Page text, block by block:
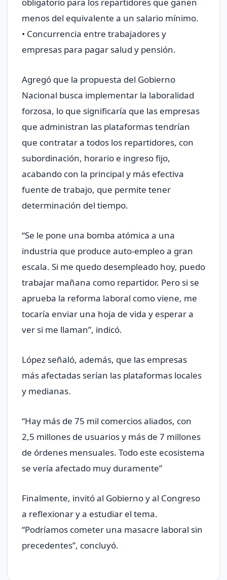
obligatorio para los repartidores que ganen
menos del equivalente a un salario mínimo.
• Concurrencia entre trabajadores y
empresas para pagar salud y pensión.
Agregó que la propuesta del Gobierno
Nacional busca implementar la laboralidad
forzosa, lo que significaría que las empresas
que administran las plataformas tendrían
que contratar a todos los repartidores, con
subordinación, horario e ingreso fijo,
acabando con la principal y más efectiva
fuente de trabajo, que permite tener
determinación del tiempo.
“Se le pone una bomba atómica a una
industria que produce auto-empleo a gran
escala. Si me quedo desempleado hoy, puedo
trabajar mañana como repartidor. Pero si se
aprueba la reforma laboral como viene, me
tocaría enviar una hoja de vida y esperar a
ver si me llaman”, indicó.
López señaló, además, que las empresas
más afectadas serían las plataformas locales
y medianas.
“Hay más de 75 mil comercios aliados, con
2,5 millones de usuarios y más de 7 millones
de órdenes mensuales. Todo este ecosistema
se vería afectado muy duramente”
Finalmente, invitó al Gobierno y al Congreso
a reflexionar y a estudiar el tema.
“Podríamos cometer una masacre laboral sin
precedentes”, concluyó.